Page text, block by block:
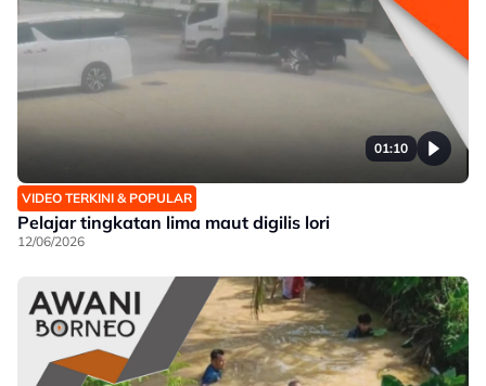
01:10
VIDEO TERKINI & POPULAR
Pelajar tingkatan lima maut digilis lori
12/06/2026